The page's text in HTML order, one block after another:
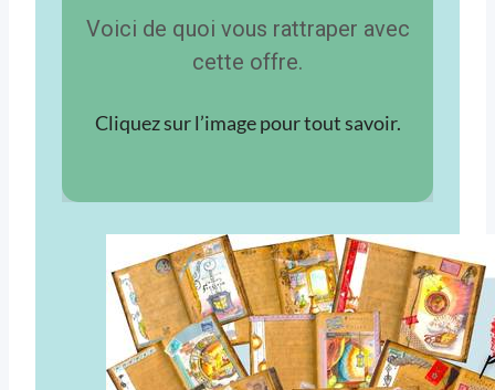
Voici de quoi vous rattraper avec
cette offre.
Cliquez sur l’image pour tout savoir.